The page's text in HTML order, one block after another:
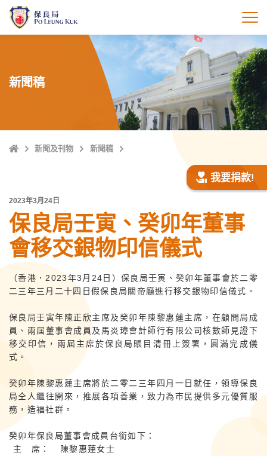
打
新聞稿
主
新聞及刊物 新聞稿
我要捐款!
2023年3月24日
保良局壬寅、癸卯年董事
會移交銀物印信儀式
（香港．2023年3月24日）保良局壬寅、癸卯年董事會於二零
二三年三月二十四日假保良局關帝廳進行移交銀物印信儀式。
保良局壬寅年陳正欣主席及癸卯年陳黎惠蓮主席，在顧問局成
員、兩屆董事會成員及馬炎璋會計師行有限公司核數師見證下
移交印信，兩屆主席於保良局賬目清冊上簽署，圓滿完成儀
式。
癸卯年陳黎惠蓮主席將於二零二三年四月一日就任，領導保良
局仝人繼往開來，推展各項善業，致力為巿民提供多元優質服
務，造福社群。
癸卯年保良局董事會成員台銜如下：
主 席：
陳黎惠蓮女士